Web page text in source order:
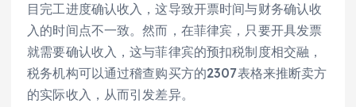
目完工进度确认收入，这导致开票时间与财务确认收
入的时间点不一致。然而，在菲律宾，只要开具发票
就需要确认收入，这与菲律宾的预扣税制度相交融，
税务机构可以通过稽查购买方的2307表格来推断卖方
的实际收入，从而引发差异。